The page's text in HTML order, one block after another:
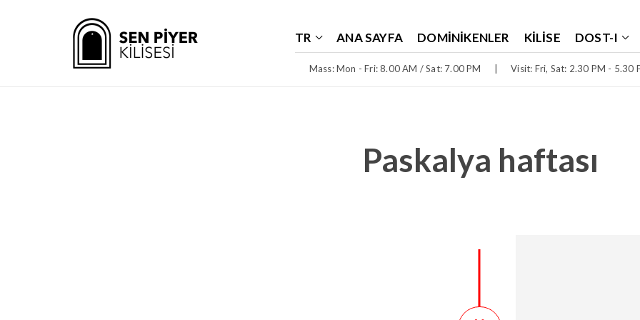
Mass: Mon - Fri: 8.00 AM / Sat: 7.00 PM Visit: Fri, Sat: 2.30 PM - 5.30
TR ANA SAYFA DOMINIKENLER KILISE DOST-I
Paskalya haftası